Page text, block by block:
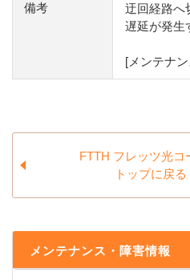
備考
迂回経路へ
遅延が発生
[メンテナ
FTTH フレッツ光コ
トップに戻る
メンテナンス・障害情報